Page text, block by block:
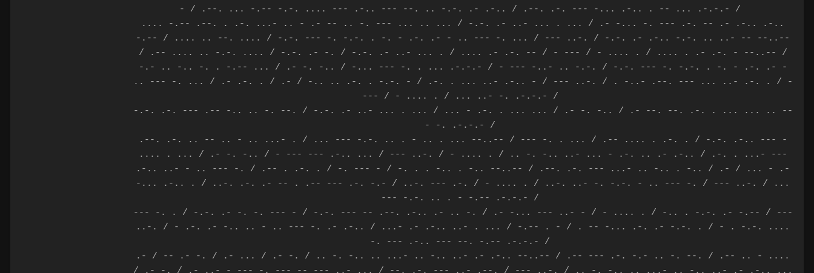
- / .--. ... -.-- -.-. .... --- .-.. --- --. .. -.-. .- .-.. / .--. .-. --- -... .-.. . -- ... .-.-.- /
.... -.-- .--. . .-. ...- .. - .- -- .. -. --- ... .. ... / -.-. .- ..- ... . ... / .- -... -. --- .-. -- .- .-.. .-..
-.-- / .... .. --. .... / -.-. --- -. -.-. . -. - .-. .- - .. --- -. ... / --- ..-. / -.-. .- .-.. -.-. .. ..- -- --..--
/ .-- .... .. -.-. .... / -.-. .- -. / -.-. .- ..- ... . / .... .- .-. -- / - --- / - .... . / .... . .- .-. - --..-- /
-.- .. -.. -. . -.-- ... / .- -. -.. / -... --- -. . ... .-.-.- / - --- -..- .. -.-. / -.-. --- -. -.-. . -. - .-. .- -
.. --- -. ... / .- .-. . / .- / -.. .. .-. . -.-. - / .-. . ... ..- .-.. - / --- ..-. / . -..- .--. --- ... ..- .-. . / -
--- / - .... . / ... ..- -. .-.-.- /
-.-. .-. --- .-- -.. .. -. --. / -.-. .- ..- ... . ... / ... - .-. . ... ... / .- -. -.. / .- --. --. .-. . ... ... .. --
- -. .-.-.- /
.--. .-. .. -- .. - .. ...- . / ... --- -.-. .. . - .. . ... --..-- / --- -. . ... / .-- .... . .-. . / -.-. .-.. --- -
.... . ... / .- -. -.. / - --- --- .-.. ... / --- ..-. / - .... . / .. -. -.. ..- ... - .-. .. .- .-.. / .-. . ...- ---
.-.. ..- - .. --- -. / .-- . .-. . / -. --- - / -. . . -.. . -.. --..-- / .--. .-. --- ...- .. -.. . -.. / .- / ... - .-
-... .-.. . / ..-. .-. .- -- . .-- --- .-. -.- / ..-. --- .-. / - .... . / ..-. ..- -. -.-. - .. --- -. / --- ..-. / ...
--- -.-. .. . - -.-- .-.-.- /
--- -. . / -.-. .- -. -. --- - / -.-. --- -- .--. .-.. .- .. -. / .- -... --- ..- - / - .... . / -.. . -.-. .- -.-- / ---
..-. / - .-. .- -.. .. - .. --- -. .- .-.. / ...- .- .-.. ..- . ... / -.-- . - / . -- -... .-. .- -.-. . / - . -.-. ....
-. --- .-.. --- --. -.-- .-.-.- /
.- / -- .- -. / .- ... / .- -. / .. -. -.. .. ...- .. -.. ..- .- .-.. --..-- / .-- --- .-. -.- .. -. --. / .-- .. - ....
/ .- -. / .- ..- - --- -. --- -- --- ..- ... / --. .-. --- ..- .--. / --- ..-. / .. -. -.. .. ...- .. -.. ..- .- .-.. ...